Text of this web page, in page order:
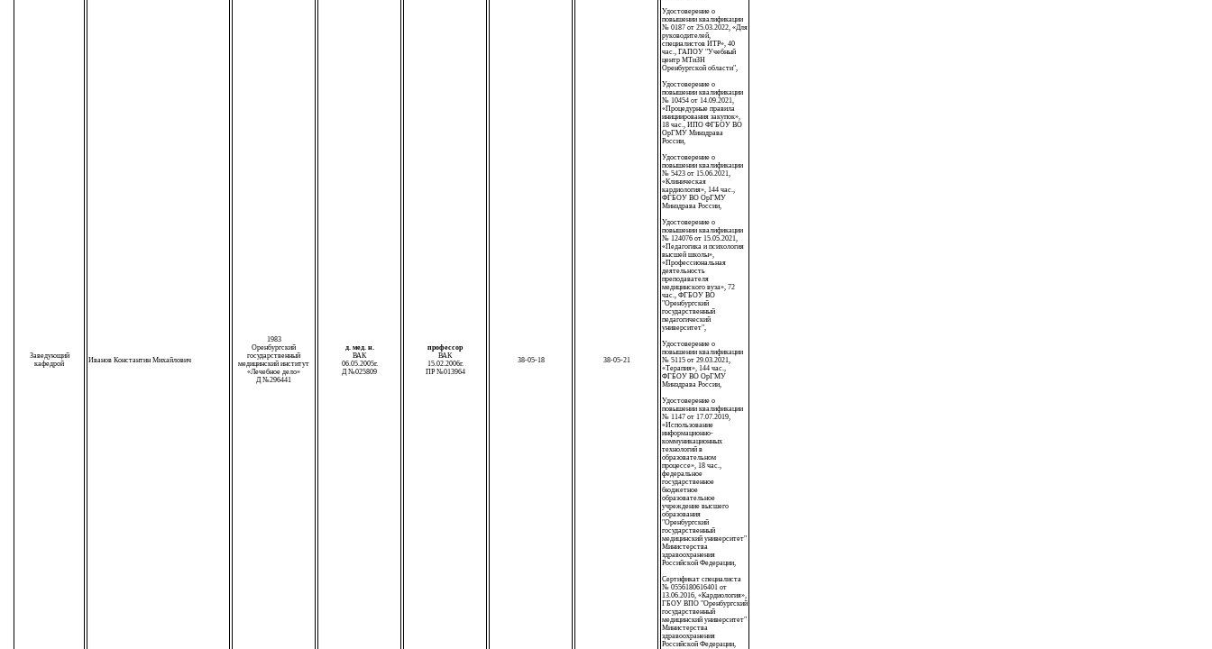
Заведующий
кафедрой
Иванов Константин Михайлович
1983
Оренбургский
государственный
медицинский институт
«Лечебное дело»
Д №296441
д. мед. н.
ВАК
06.05.2005г.
Д №025809
профессор
ВАК
15.02.2006г.
ПР №013964
38-05-18 38-05-21
Удостоверение о
повышении квалификации
№ 0187 от 25.03.2022, «Для
руководителей,
специалистов ИТР», 40
час., ГАПОУ "Учебный
центр МТиЗН
Оренбургской области",
Удостоверение о
повышении квалификации
№ 10454 от 14.09.2021,
«Процедурные правила
инициирования закупок»,
18 час., ИПО ФГБОУ ВО
ОрГМУ Минздрава
России,
Удостоверение о
повышении квалификации
№ 5423 от 15.06.2021,
«Клиническая
кардиология», 144 час.,
ФГБОУ ВО ОрГМУ
Минздрава России,
Удостоверение о
повышении квалификации
№ 124076 от 15.05.2021,
«Педагогика и психология
высшей школы»,
«Профессиональная
деятельность
преподавателя
медицинского вуза», 72
час., ФГБОУ ВО
"Оренбургский
государственный
педагогический
университет",
Удостоверение о
повышении квалификации
№ 5115 от 29.03.2021,
«Терапия», 144 час.,
ФГБОУ ВО ОрГМУ
Минздрава России,
Удостоверение о
повышении квалификации
№ 1147 от 17.07.2019,
«Использование
информационно-
коммуникационных
технологий в
образовательном
процессе», 18 час.,
федеральное
государственное
бюджетное
образовательное
учреждение высшего
образования
"Оренбургский
государственный
медицинский университет"
Министерства
здравоохранения
Российской Федерации,
Сертификат специалиста
№ 0556180616401 от
13.06.2016, «Кардиология»,
ГБОУ ВПО "Оренбургский
государственный
медицинский университет"
Министерства
здравоохранения
Российской Федерации,